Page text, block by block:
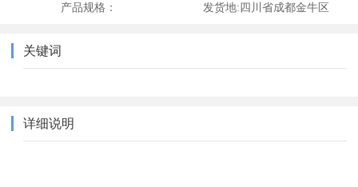
产品规格： 发货地:四川省成都金牛区
关键词
详细说明